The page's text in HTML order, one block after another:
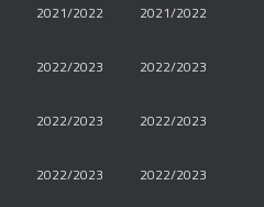
2021/2022 2021/2022
2022/2023 2022/2023
2022/2023 2022/2023
2022/2023 2022/2023